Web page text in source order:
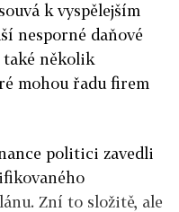
k vyspělejším
nesporné daňové
také několik
mohou řadu firem
politici zavedli
Zní to složitě, ale